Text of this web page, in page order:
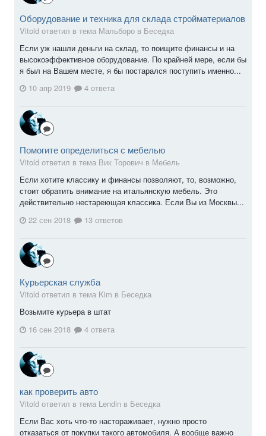
Оборудование и техника для склада стройматериалов
Vitold ответил в тема Мальборо в Беседка
Если уж нашли деньги на склад, то поищите финансы и на
высокоэффективное оборудование. По крайней мере, если бы
я был на Вашем месте, я бы постарался поступить именно...
10 апр 2019
4 ответа
Помогите определиться с мебелью
Vitold ответил в тема Вик Торович в Мебель
Если хотите классику и финансы позволяют, то, возможно,
стоит обратить внимание на итальянскую мебель. Это
действительно нестареющая классика. Если Вы из Москвы...
22 сен 2018
13 ответов
Курьерская служба
Vitold ответил в тема Kim в Беседка
Возьмите курьера в штат
16 сен 2018
4 ответа
как проверить авто
Vitold ответил в тема Lendin в Беседка
Если Вас хоть что-то настораживает, нужно просто
отказаться от покупки такого автомобиля. А вообще важно